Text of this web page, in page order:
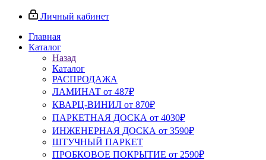
Личный кабинет
Главная
Каталог
Назад
Каталог
РАСПРОДАЖА
ЛАМИНАТ от 487₽
КВАРЦ-ВИНИЛ от 870₽
ПАРКЕТНАЯ ДОСКА от 4030₽
ИНЖЕНЕРНАЯ ДОСКА от 3590₽
ШТУЧНЫЙ ПАРКЕТ
ПРОБКОВОЕ ПОКРЫТИЕ от 2590₽